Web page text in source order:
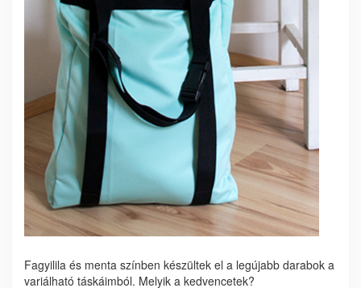
Fagyilila és menta színben készültek el a legújabb darabok a
variálható táskáimból. Melyik a kedvencetek?